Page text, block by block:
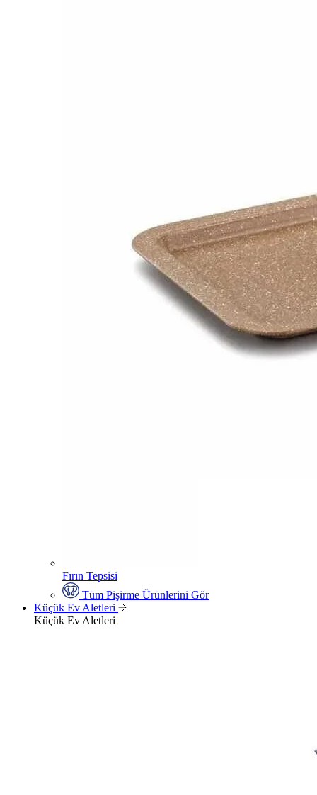
Fırın Tepsisi
Tüm Pişirme Ürünlerini Gör
Küçük Ev Aletleri
Küçük Ev Aletleri